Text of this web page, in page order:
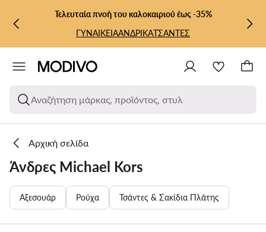
ΜΕΤΆΒΑΣΗ ΣΤΟ ΚΎΡΙΟ ΠΕΡΙΕΧΌΜΕΝΟ
ΜΕΤΆΒΑΣΗ ΣΤΗΝ ΑΝΑΖΉΤΗΣΗ
Τελευταία πνοή του καλοκαιριού έως -35%
ΓΥΝΑΙΚΕΙΑΑΝΔΡΙΚΑΤΣΑΝΤΕΣ
Αναζήτηση μάρκας, προϊόντος, στυλ
Αρχική σελίδα
Άνδρες Michael Kors
Αξεσουάρ Ρούχα Τσάντες & Σακίδια Πλάτης